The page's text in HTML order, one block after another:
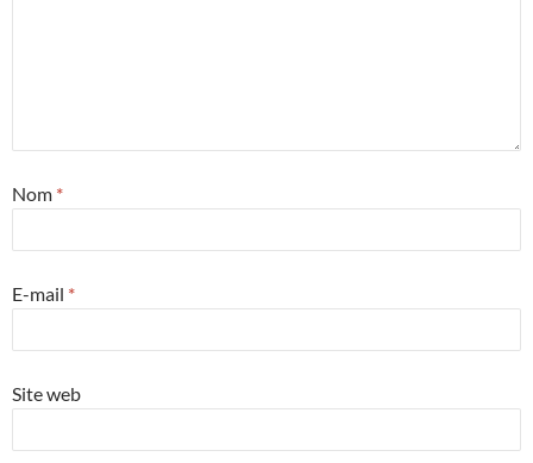
Nom *
E-mail *
Site web